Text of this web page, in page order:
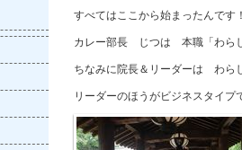
すべてはここから始まったんです
カレー部長 じつは 本職「わら
ちなみに院長＆リーダーは わら
リーダーのほうがビジネスタイプ